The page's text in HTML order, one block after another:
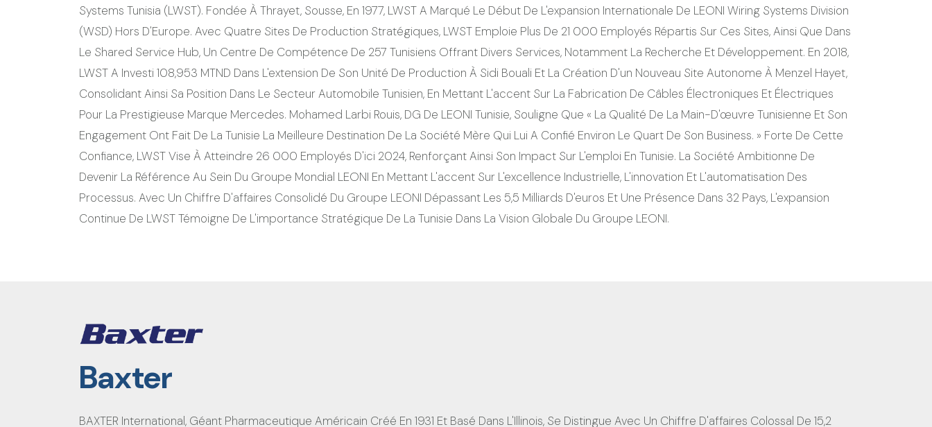
Systems Tunisia (LWST). Fondée À Thrayet, Sousse, En 1977, LWST A Marqué Le Début De L'expansion Internationale De LEONI Wiring Systems Division
(WSD) Hors D'Europe. Avec Quatre Sites De Production Stratégiques, LWST Emploie Plus De 21 000 Employés Répartis Sur Ces Sites, Ainsi Que Dans
Le Shared Service Hub, Un Centre De Compétence De 257 Tunisiens Offrant Divers Services, Notamment La Recherche Et Développement. En 2018,
LWST A Investi 108,953 MTND Dans L'extension De Son Unité De Production À Sidi Bouali Et La Création D'un Nouveau Site Autonome À Menzel Hayet,
Consolidant Ainsi Sa Position Dans Le Secteur Automobile Tunisien, En Mettant L'accent Sur La Fabrication De Câbles Électroniques Et Électriques
Pour La Prestigieuse Marque Mercedes. Mohamed Larbi Rouis, DG De LEONI Tunisie, Souligne Que « La Qualité De La Main-D'œuvre Tunisienne Et Son
Engagement Ont Fait De La Tunisie La Meilleure Destination De La Société Mère Qui Lui A Confié Environ Le Quart De Son Business. » Forte De Cette
Confiance, LWST Vise À Atteindre 26 000 Employés D'ici 2024, Renforçant Ainsi Son Impact Sur L'emploi En Tunisie. La Société Ambitionne De
Devenir La Référence Au Sein Du Groupe Mondial LEONI En Mettant L'accent Sur L'excellence Industrielle, L'innovation Et L'automatisation Des
Processus. Avec Un Chiffre D'affaires Consolidé Du Groupe LEONI Dépassant Les 5,5 Milliards D'euros Et Une Présence Dans 32 Pays, L'expansion
Continue De LWST Témoigne De L'importance Stratégique De La Tunisie Dans La Vision Globale Du Groupe LEONI.
Baxter
BAXTER International, Géant Pharmaceutique Américain Créé En 1931 Et Basé Dans L'Illinois, Se Distingue Avec Un Chiffre D'affaires Colossal De 15,2